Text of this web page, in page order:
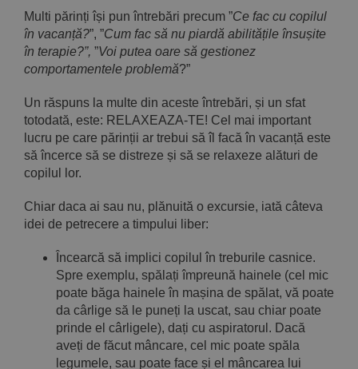
Multi părinți își pun întrebări precum ”Ce fac cu copilul
în vacanță?”, ”Cum fac să nu piardă abilitățile însușite
în terapie?”, ”Voi putea oare să gestionez
comportamentele problemă?”
Un răspuns la multe din aceste întrebări, și un sfat
totodată, este: RELAXEAZA-TE! Cel mai important
lucru pe care părinții ar trebui să îl facă în vacanță este
să încerce să se distreze și să se relaxeze alături de
copilul lor.
Chiar daca ai sau nu, plănuită o excursie, iată câteva
idei de petrecere a timpului liber:
Încearcă să implici copilul în treburile casnice.
Spre exemplu, spălați împreună hainele (cel mic
poate băga hainele în mașina de spălat, vă poate
da cârlige să le puneți la uscat, sau chiar poate
prinde el cârligele), dați cu aspiratorul. Dacă
aveți de făcut mâncare, cel mic poate spăla
legumele, sau poate face și el mâncarea lui